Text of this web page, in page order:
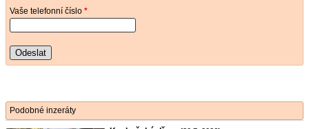
Vaše telefonní číslo *
Odeslat
Podobné inzeráty